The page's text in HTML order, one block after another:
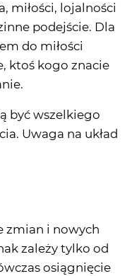
miłości, lojalności
podejście. Dla
do miłości
ktoś kogo znacie
być wszelkiego
Uwaga na układ
zmian i nowych
zależy tylko od
osiągnięcie